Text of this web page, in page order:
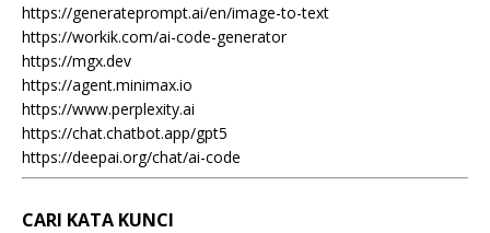
https://generateprompt.ai/en/image-to-text
https://workik.com/ai-code-generator
https://mgx.dev
https://agent.minimax.io
https://www.perplexity.ai
https://chat.chatbot.app/gpt5
https://deepai.org/chat/ai-code
CARI KATA KUNCI